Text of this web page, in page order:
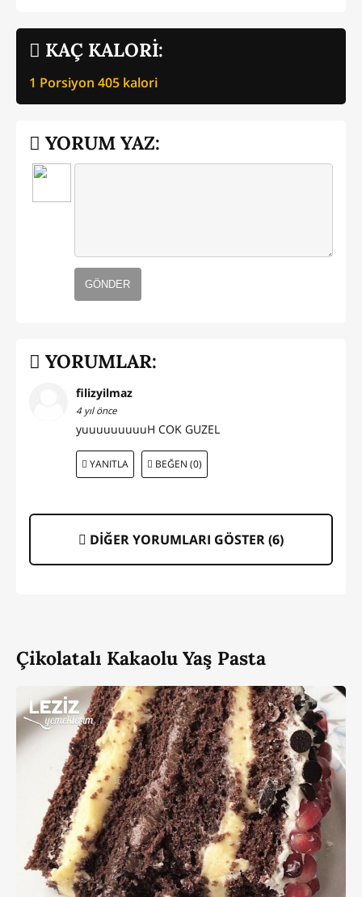
KAÇ KALORİ:
1 Porsiyon 405 kalori
YORUM YAZ:
GÖNDER
YORUMLAR:
filizyilmaz
4 yıl önce
yuuuuuuuuuH COK GUZEL
YANITLA BEĞEN (0)
DİĞER YORUMLARI GÖSTER (6)
Çikolatalı Kakaolu Yaş Pasta